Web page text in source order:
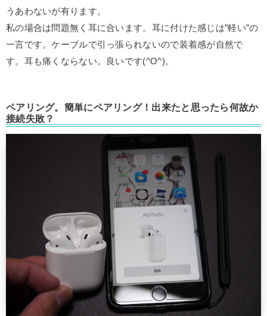
うあわないが有ります。
私の場合は問題無く耳に合います。耳に付けた感じは”軽い”の
一言です。ケーブルで引っ張られないので装着感が自然で
す。耳も痛くならない。良いです(^O^)。
ペアリング。簡単にペアリング！出来たと思ったら何故か
接続失敗？